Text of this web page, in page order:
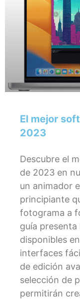
El mejor
2023
Descubre el
de 2023 en
un animador
principiante
fotograma a
guía
disponibles
interfaces
de edición
selección de
permitirán